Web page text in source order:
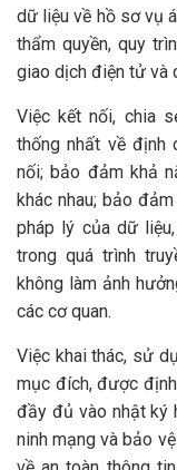
dữ liệu về hồ sơ vụ
thẩm quyền, quy
giao dịch điện tử và
Việc kết nối, chia
thống nhất về định
nối; bảo đảm khả
khác nhau; bảo
pháp lý của dữ
trong quá trình
không làm ảnh
các cơ quan.
Việc khai thác, sử
mục đích, được
đầy đủ vào nhật ký
ninh mạng và bảo